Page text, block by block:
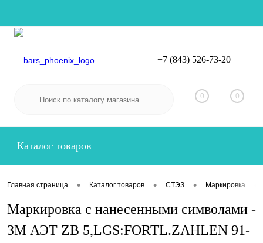
Вход
+7 (843) 526-73-20
0 0
Каталог товаров
Главная страница • Каталог товаров • СТЭЗ • Маркировка
Маркировка с нанесенными символами -
ЗМ АЭТ ZB 5,LGS:FORTL.ZAHLEN 91-